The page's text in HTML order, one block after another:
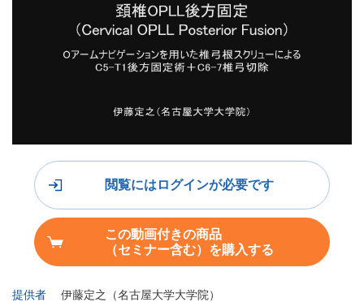
提供者
伊藤定之（名古屋大学大学院）
閲覧にはログインが必要です
この動画付きの商品
（セミナー含む）を購入する